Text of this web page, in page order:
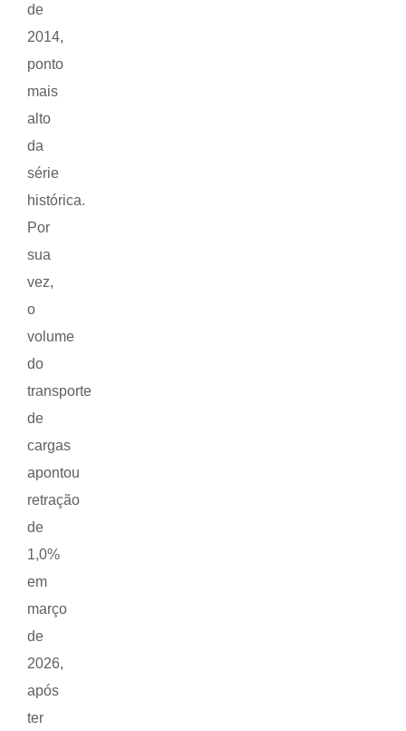
de
2014,
ponto
mais
alto
da
série
histórica.
Por
sua
vez,
o
volume
do
transporte
de
cargas
apontou
retração
de
1,0%
em
março
de
2026,
após
ter